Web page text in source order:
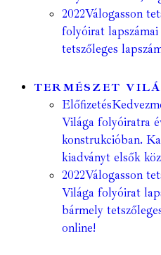
2022Válogasson
folyóirat
tetszőleges
TERMÉSZET
Előfizetés
Világa folyóiratra
konstrukcióban.
kiadványt elsők
2022Válogasson
Világa folyóirat
bármely
online!